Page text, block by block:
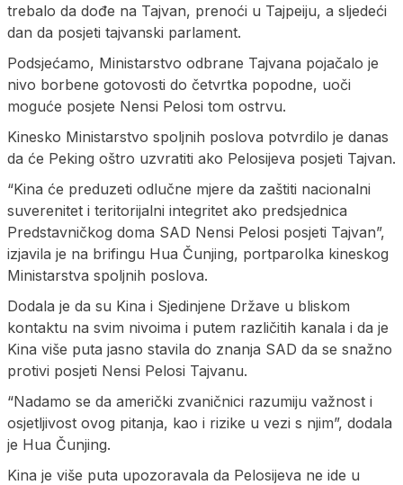
trebalo da dođe na Tajvan, prenoći u Tajpeiju, a sljedeći
dan da posjeti tajvanski parlament.
Podsjećamo, Ministarstvo odbrane Tajvana pojačalo je
nivo borbene gotovosti do četvrtka popodne, uoči
moguće posjete Nensi Pelosi tom ostrvu.
Kinesko Ministarstvo spoljnih poslova potvrdilo je danas
da će Peking oštro uzvratiti ako Pelosijeva posjeti Tajvan.
“Kina će preduzeti odlučne mjere da zaštiti nacionalni
suverenitet i teritorijalni integritet ako predsjednica
Predstavničkog doma SAD Nensi Pelosi posjeti Tajvan”,
izjavila je na brifingu Hua Čunjing, portparolka kineskog
Ministarstva spoljnih poslova.
Dodala je da su Kina i Sjedinjene Države u bliskom
kontaktu na svim nivoima i putem različitih kanala i da je
Kina više puta jasno stavila do znanja SAD da se snažno
protivi posjeti Nensi Pelosi Tajvanu.
“Nadamo se da američki zvaničnici razumiju važnost i
osjetljivost ovog pitanja, kao i rizike u vezi s njim”, dodala
je Hua Čunjing.
Kina je više puta upozoravala da Pelosijeva ne ide u